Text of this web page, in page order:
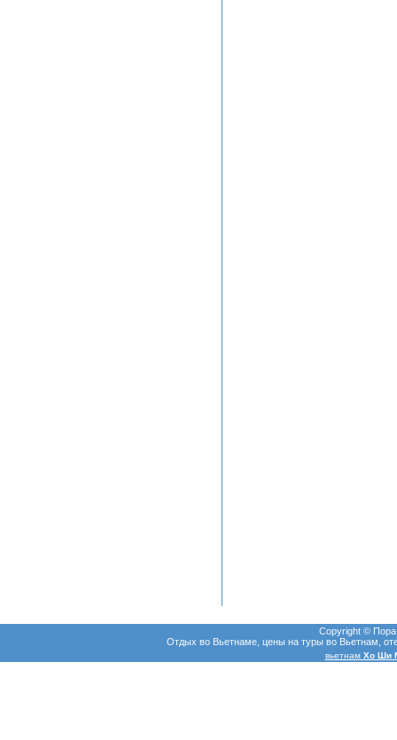
Copyright ©
Отдых во Вьетнаме, цены на туры во Вьетнам,
вьетнам Хо Ши